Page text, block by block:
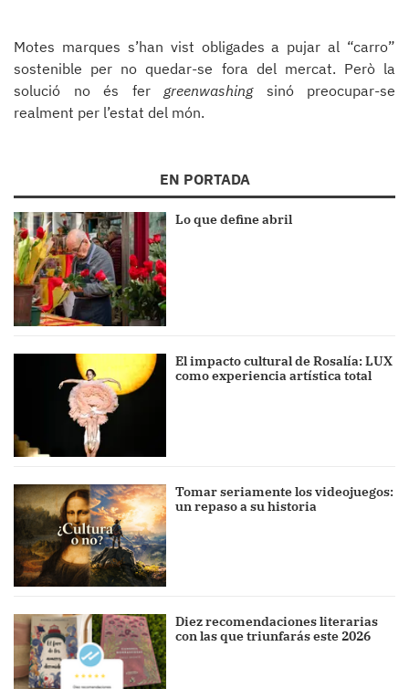
Motes marques s’han vist obligades a pujar al “carro”
sostenible per no quedar-se fora del mercat. Però la
solució no és fer greenwashingsinó preocupar-se
realment per l’estat del món.
EN PORTADA
Lo que define abril
El impacto cultural de Rosalía: LUX
como experiencia artística total
Tomar seriamente los videojuegos:
un repaso a su historia
Diez recomendaciones literarias
con las que triunfarás este 2026